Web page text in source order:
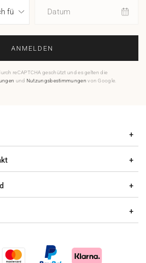
Datum
ANMELDEN
reCAPTCHA geschützt und es gelten die
und Nutzungsbestimmungen von Google.